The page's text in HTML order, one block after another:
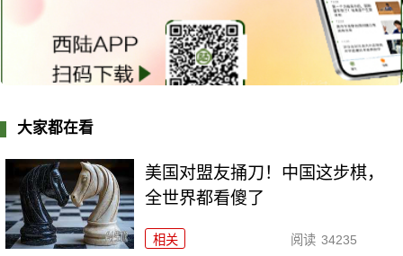
大家都在看
美国对盟友捅刀！中国这步棋，
全世界都看傻了
相关 阅读 34235